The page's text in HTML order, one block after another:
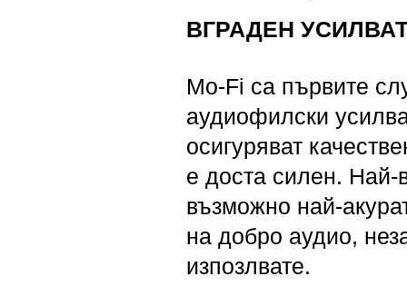
ВГРАДЕН
Mo-Fi са първите
аудиофилски
осигуряват
е доста силен. Най-
възможно най-
на добро аудио,
изпозлвате.